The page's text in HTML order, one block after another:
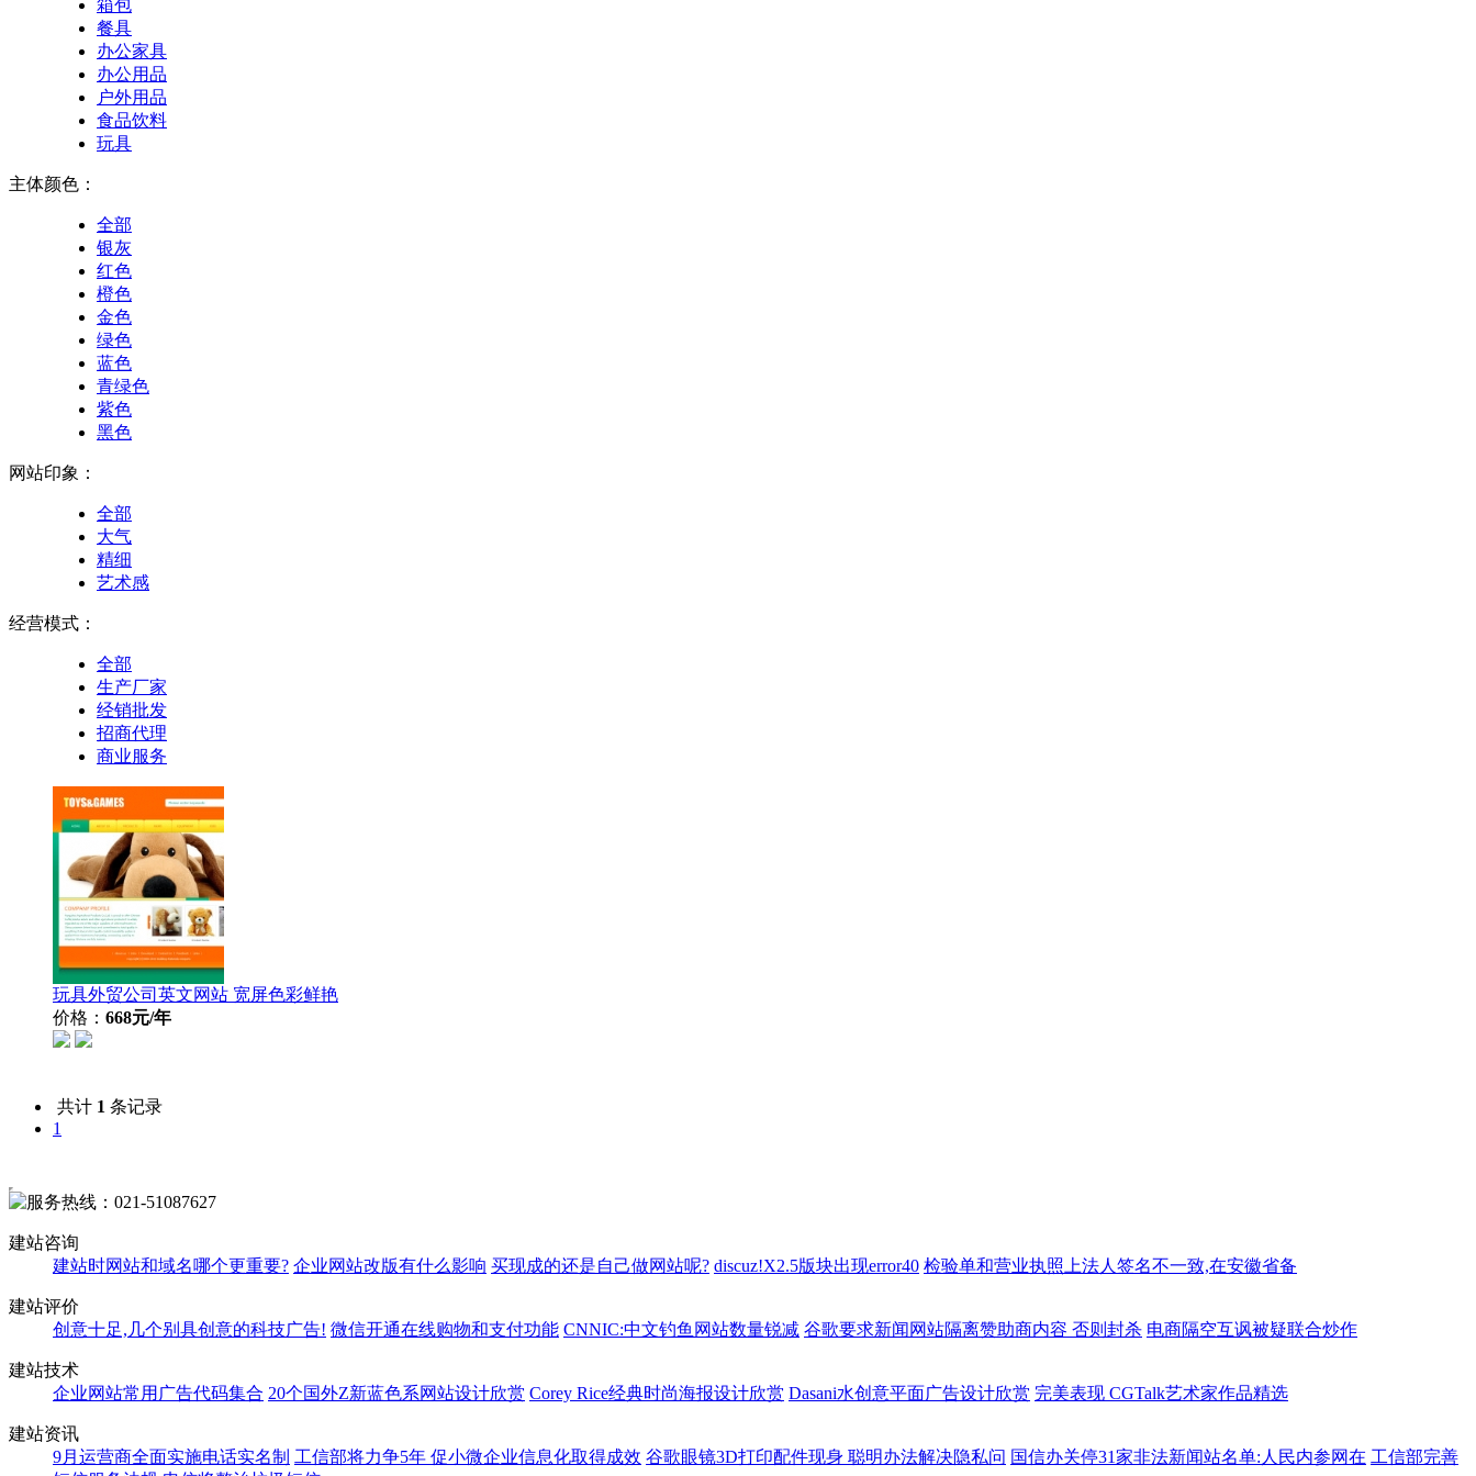
箱包
餐具
办公家具
办公用品
户外用品
食品饮料
玩具
主体颜色：
全部
银灰
红色
橙色
金色
绿色
蓝色
青绿色
紫色
黑色
网站印象：
全部
大气
精细
艺术感
经营模式：
全部
生产厂家
经销批发
招商代理
商业服务
玩具外贸公司英文网站 宽屏色彩鲜艳
价格： 668元/年
共计 1 条记录
1
建站咨询
建站时网站和域名哪个更重要? 企业网站改版有什么影响 买现成的还是自己做网站呢? discuz!X2.5版块出现error40 检验单和营业执照上法人签名不一致,在安徽省备
建站评价
创意十足,几个别具创意的科技广告! 微信开通在线购物和支付功能 CNNIC:中文钓鱼网站数量锐减 谷歌要求新闻网站隔离赞助商内容 否则封杀 电商隔空互讽被疑联合炒作
建站技术
企业网站常用广告代码集合 20个国外Z新蓝色系网站设计欣赏 Corey Rice经典时尚海报设计欣赏 Dasani水创意平面广告设计欣赏 完美表现 CGTalk艺术家作品精选
建站资讯
9月运营商全面实施电话实名制 工信部将力争5年 促小微企业信息化取得成效 谷歌眼镜3D打印配件现身 聪明办法解决隐私问 国信办关停31家非法新闻站名单:人民内参网在 工信部完善